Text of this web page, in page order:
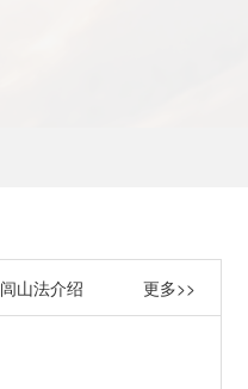
更多>>
闾山法介绍